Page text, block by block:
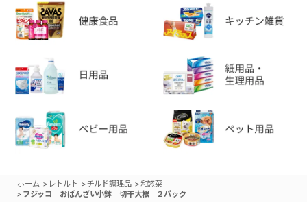
ホーム > レトルト >チルド調理品 >和惣菜
> フジッコ おばんざい小鉢 切干大根 ２パック